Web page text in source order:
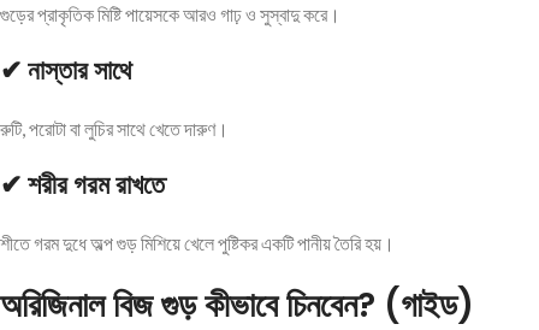
গুড়ের প্রাকৃতিক মিষ্টি পায়েসকে আরও গাঢ় ও সুস্বাদু করে।
✔ নাস্তার সাথে
রুটি, পরোটা বা লুচির সাথে খেতে দারুণ।
✔ শরীর গরম রাখতে
শীতে গরম দুধে অল্প গুড় মিশিয়ে খেলে পুষ্টিকর একটি পানীয় তৈরি হয়।
অরিজিনাল বিজ গুড় কীভাবে চিনবেন? (গাইড)